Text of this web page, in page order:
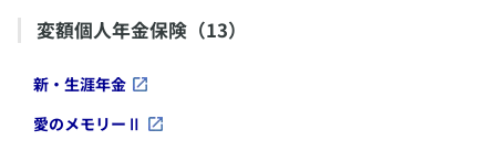
​変額個人年金保険（13）
​新・生涯年金
​愛のメモリーⅡ